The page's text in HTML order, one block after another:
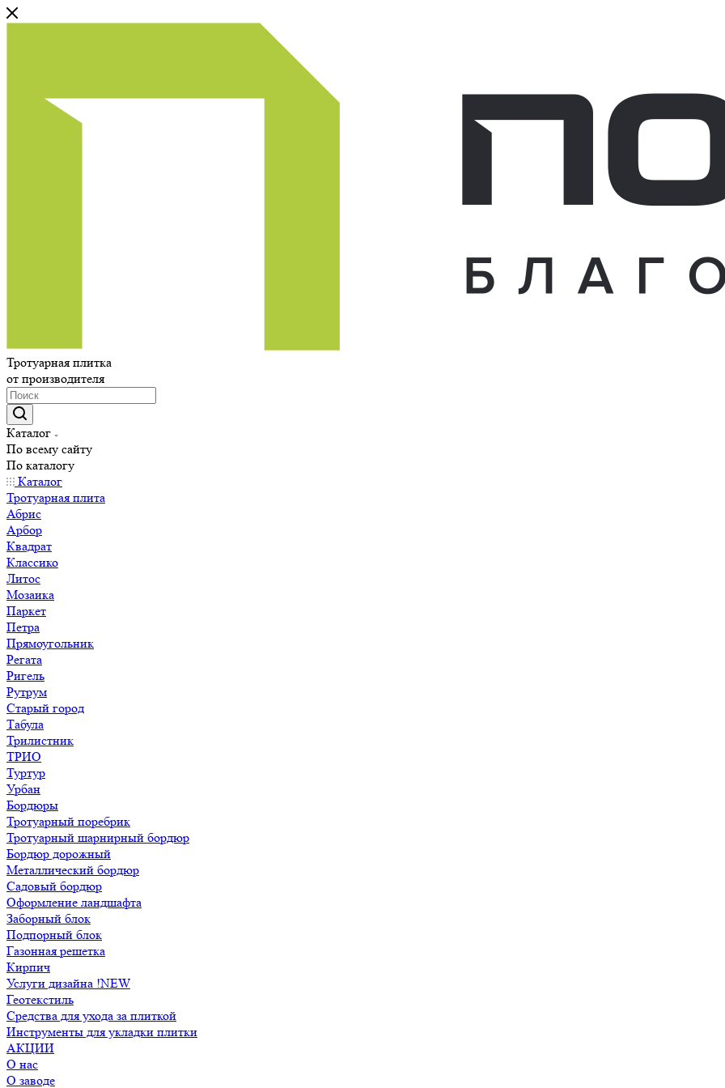
Тротуарная плитка
от производителя
Каталог
По всему сайту
По каталогу
Каталог
Тротуарная плита
Абрис
Арбор
Квадрат
Классико
Литос
Мозаика
Паркет
Петра
Прямоугольник
Регата
Ригель
Рутрум
Старый город
Табула
Трилистник
ТРИО
Туртур
Урбан
Бордюры
Тротуарный поребрик
Тротуарный шарнирный бордюр
Бордюр дорожный
Металлический бордюр
Садовый бордюр
Оформление ландшафта
Заборный блок
Подпорный блок
Газонная решетка
Кирпич
Услуги дизайна !NEW
Геотекстиль
Средства для ухода за плиткой
Инструменты для укладки плитки
АКЦИИ
О нас
О заводе